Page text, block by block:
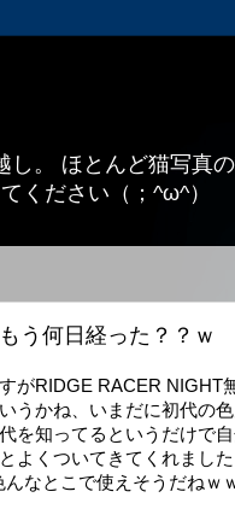
。 ほとんど猫写真
ください（；^ω^）
う何日経った？？ｗ
がRIDGE RACER NIGHT
うかね、いまだに初代の
を知ってるというだけで
よくついてきてくれました
んなとこで使えそうだねｗ